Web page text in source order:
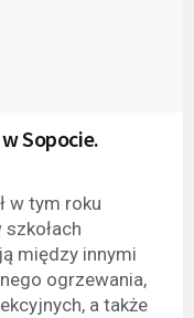
Sopocie.
w tym roku
między innymi
ogrzewania,
a także